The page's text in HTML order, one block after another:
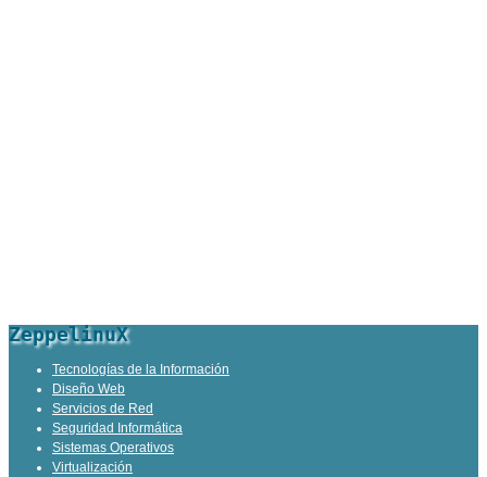
ZeppelinuX
Tecnologías de la Información
Diseño Web
Servicios de Red
Seguridad Informática
Sistemas Operativos
Virtualización